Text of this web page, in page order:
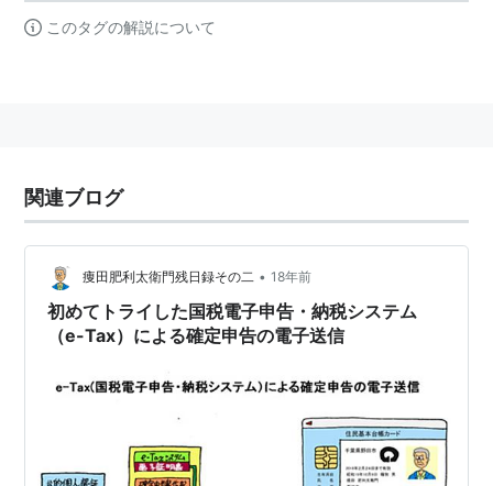
このタグの解説について
関連ブログ
痩田肥利太衛門残日録その二 • 18年前
初めてトライした国税電子申告・納税システム
（e-Tax）による確定申告の電子送信